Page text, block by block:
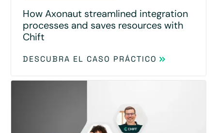
How Axonaut streamlined integration
processes and saves resources with
Chift
DESCUBRA EL CASO PRÁCTICO